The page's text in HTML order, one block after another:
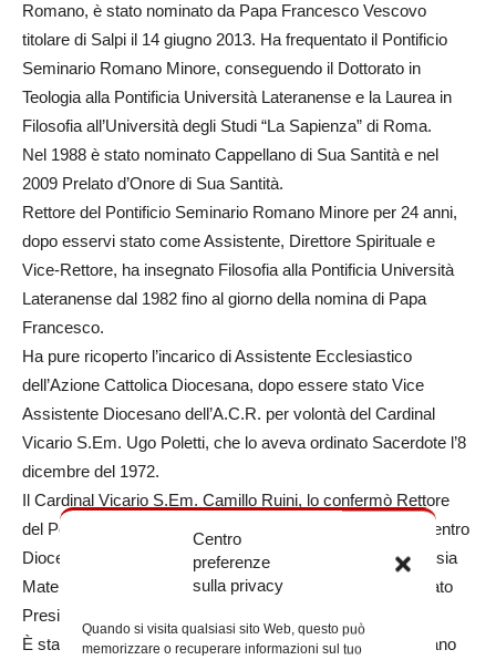
Centro
preferenze
sulla privacy
Quando si visita qualsiasi sito Web, questo può
memorizzare o recuperare informazioni sul tuo
Romano, è stato nominato da Papa Francesco Vescovo
titolare di Salpi il 14 giugno 2013. Ha frequentato il Pontificio
Seminario Romano Minore, conseguendo il Dottorato in
Teologia alla Pontificia Università Lateranense e la Laurea in
Filosofia all’Università degli Studi “La Sapienza” di Roma.
Nel 1988 è stato nominato Cappellano di Sua Santità e nel
2009 Prelato d’Onore di Sua Santità.
Rettore del Pontificio Seminario Romano Minore per 24 anni,
dopo esservi stato come Assistente, Direttore Spirituale e
Vice-Rettore, ha insegnato Filosofia alla Pontificia Università
Lateranense dal 1982 fino al giorno della nomina di Papa
Francesco.
Ha pure ricoperto l’incarico di Assistente Ecclesiastico
dell’Azione Cattolica Diocesana, dopo essere stato Vice
Assistente Diocesano dell’A.C.R. per volontà del Cardinal
Vicario S.Em. Ugo Poletti, che lo aveva ordinato Sacerdote l’8
dicembre del 1972.
Il Cardinal Vicario S.Em. Camillo Ruini, lo confermò Rettore
del Pontificio Seminario Romano Minore e Direttore del Centro
Diocesano per le Vocazioni e lo volle alla guida dell’“Ecclesia
Mater”, l’Istituto Superiore di Scienze Religiose di cui è stato
Preside dal 1997 al 2003.
È stato anche membro del Consiglio Presbiterale Diocesano